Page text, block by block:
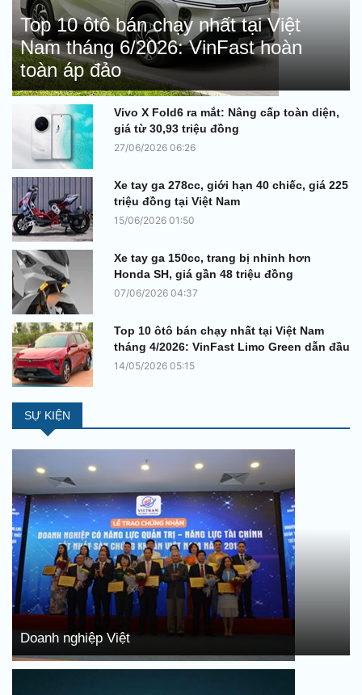
Top 10 ôtô bán chạy nhất tại Việt
Nam tháng 6/2026: VinFast hoàn
toàn áp đảo
Vivo X Fold6 ra mắt: Nâng cấp toàn diện,
giá từ 30,93 triệu đồng
27/06/2026 06:26
Xe tay ga 278cc, giới hạn 40 chiếc, giá 225
triệu đồng tại Việt Nam
15/06/2026 01:50
Xe tay ga 150cc, trang bị nhỉnh hơn
Honda SH, giá gần 48 triệu đồng
07/06/2026 04:37
Top 10 ôtô bán chạy nhất tại Việt Nam
tháng 4/2026: VinFast Limo Green dẫn đầu
14/05/2026 05:15
SỰ KIỆN
Doanh nghiệp Việt